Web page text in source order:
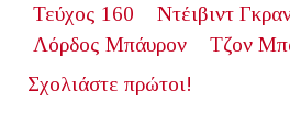
Τεύχος 160
Ντέιβιντ
Λόρδος Μπάυρον
Τζον
Σχολιάστε πρώτοι!